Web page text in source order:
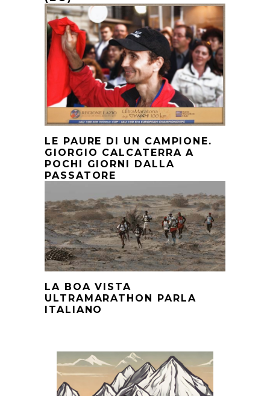
LE PAURE DI UN CAMPIONE.
GIORGIO CALCATERRA A
POCHI GIORNI DALLA
PASSATORE
LA BOA VISTA
ULTRAMARATHON PARLA
ITALIANO